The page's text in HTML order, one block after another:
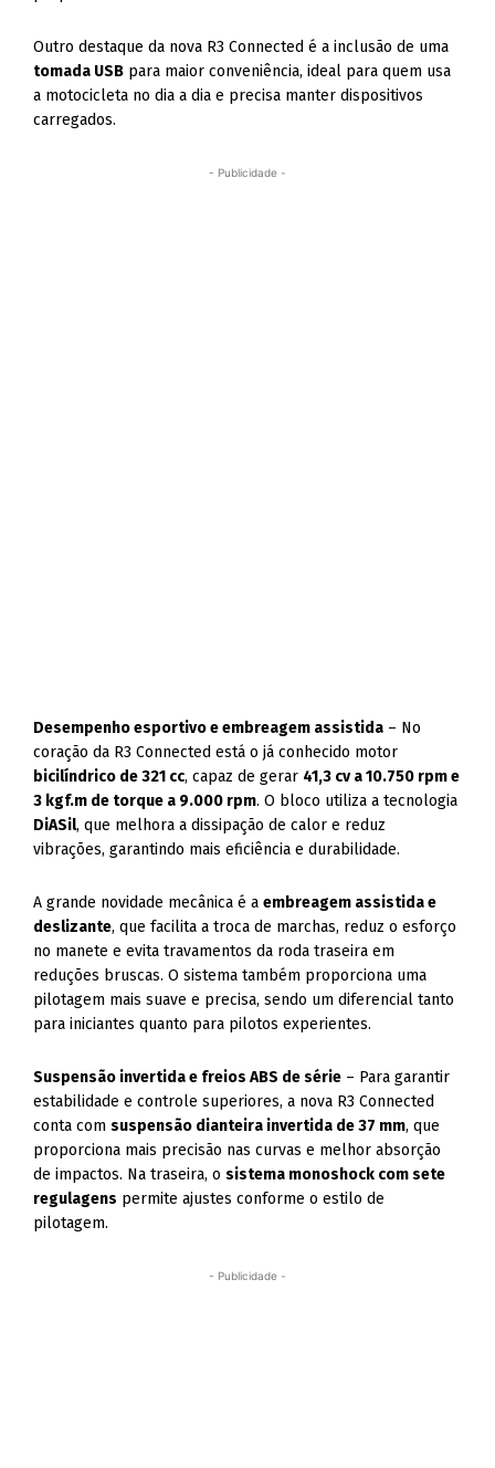
Outro destaque da nova R3 Connected é a inclusão de uma
tomada USB para maior conveniência, ideal para quem usa
a motocicleta no dia a dia e precisa manter dispositivos
carregados.
- Publicidade -
Desempenho esportivo e embreagem assistida – No
coração da R3 Connected está o já conhecido motor
bicilíndrico de 321 cc, capaz de gerar 41,3 cv a 10.750 rpm e
3 kgf.m de torque a 9.000 rpm. O bloco utiliza a tecnologia
DiASil, que melhora a dissipação de calor e reduz
vibrações, garantindo mais eficiência e durabilidade.
A grande novidade mecânica é aembreagem assistida e
deslizante, que facilita a troca de marchas, reduz o esforço
no manete e evita travamentos da roda traseira em
reduções bruscas. O sistema também proporciona uma
pilotagem mais suave e precisa, sendo um diferencial tanto
para iniciantes quanto para pilotos experientes.
Suspensão invertida e freios ABS de série – Para garantir
estabilidade e controle superiores, a nova R3 Connected
conta comsuspensão dianteira invertida de 37 mm, que
proporciona mais precisão nas curvas e melhor absorção
de impactos. Na traseira, osistema monoshock com sete
regulagens permite ajustes conforme o estilo de
pilotagem.
- Publicidade -